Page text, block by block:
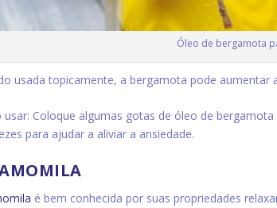
Óleo de bergamota
usada topicamente, a bergamota pode aumentar
usar: Coloque algumas gotas de óleo de
para ajudar a aliviar a ansiedade.
é bem conhecida por suas propriedades